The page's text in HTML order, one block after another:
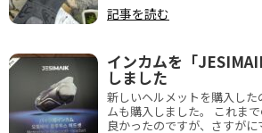
記事を読む
インカムを「
しました
新しいヘルメットを購入した
ムも購入しました。 これま
良かったのですが、さすがに